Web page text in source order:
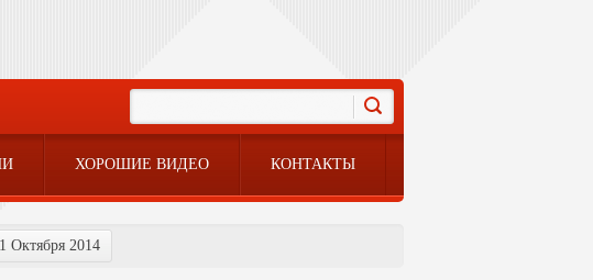
ХОРОШИЕ ВИДЕО КОНТАКТЫ
Октября 2014